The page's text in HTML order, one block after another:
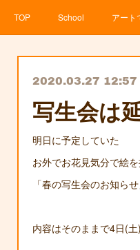
TOP School アート
2020.03.27 12:57
写生会は
明日に予定していた
お外でお花見気分で絵
「春の写生会のお知ら
内容はそのままで4日(土